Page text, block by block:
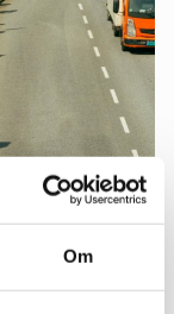
Om